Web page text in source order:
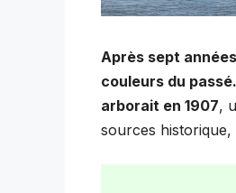
Après sept
couleurs du passé.
arborait en 1907,
sources